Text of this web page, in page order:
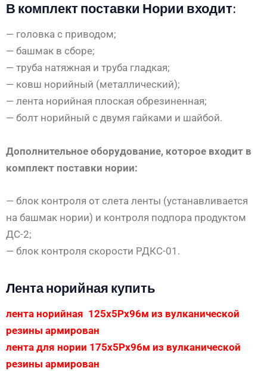
В комплект поставки Нории входит:
— головка с приводом;
— башмак в сборе;
— труба натяжная и труба гладкая;
— ковш норийный (металлический);
— лента норийная плоская обрезиненная;
— болт норийный с двумя гайками и шайбой.
Дополнительное оборудование, которое входит в
комплект поставки нории:
— блок контроля от слета ленты (устанавливается
на башмак нории) и контроля подпора продуктом
ДС-2;
— блок контроля скорости РДКС-01.
Лента норийная купить
лента норийная 125х5Рх96м из вулканической
резины армирован
лента для нории 175х5Рх96м из вулканической
резины армирован